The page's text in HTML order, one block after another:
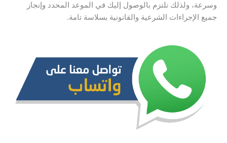
وسرعة، ولذلك نلتزم بالوصول إليك في الموعد المحدد وإنجاز
جميع الإجراءات الشرعية والقانونية بسلاسة تامة.